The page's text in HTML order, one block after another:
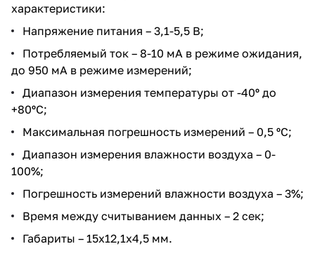
характеристики:
Напряжение питания – 3,1-5,5 В;
Потребляемый ток – 8-10 мА в режиме ожидания,
до 950 мА в режиме измерений;
Диапазон измерения температуры от -40º до
+80ºС;
Максимальная погрешность измерений – 0,5 ºС;
Диапазон измерения влажности воздуха – 0-
100%;
Погрешность измерений влажности воздуха – 3%;
Время между считыванием данных – 2 сек;
Габариты – 15х12,1х4,5 мм.